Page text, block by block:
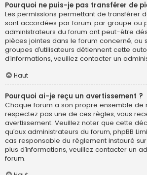
Pourquoi ne puis-je pas transférer de
Les permissions permettant de transférer
sont accordées par forum, par groupe ou
administrateurs du forum ont peut-être
pièces jointes dans le forum concerné, ou
groupes d’utilisateurs détiennent cette
d’informations, veuillez contacter un
Haut
Pourquoi ai-je reçu un avertissement ?
Chaque forum a son propre ensemble de
respectez pas une de ces règles, vous
avertissement. Veuillez noter que cette
qu’aux administrateurs du forum, phpBB
cas responsable du règlement instauré
plus d’informations, veuillez contacter un
forum.